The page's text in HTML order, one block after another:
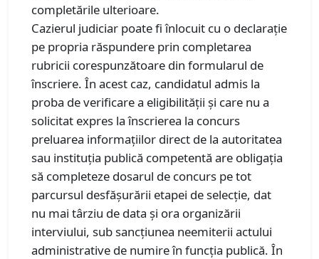
completările ulterioare.
Cazierul judiciar poate fi înlocuit cu o declarație
pe propria răspundere prin completarea
rubricii corespunzătoare din formularul de
înscriere. În acest caz, candidatul admis la
proba de verificare a eligibilității și care nu a
solicitat expres la înscrierea la concurs
preluarea informațiilor direct de la autoritatea
sau instituția publică competentă are obligația
să completeze dosarul de concurs pe tot
parcursul desfășurării etapei de selecție, dat
nu mai târziu de data și ora organizării
interviului, sub sancțiunea neemiterii actului
administrative de numire în funcția publică. În